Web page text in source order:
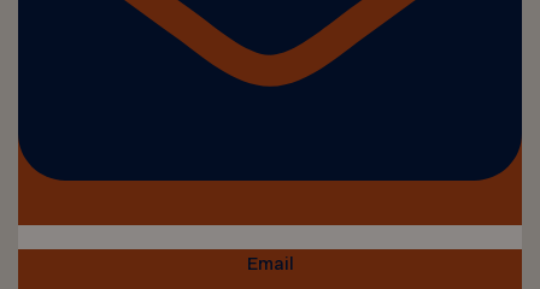
Email